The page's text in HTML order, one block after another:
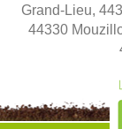
Grand-Lieu,
44330